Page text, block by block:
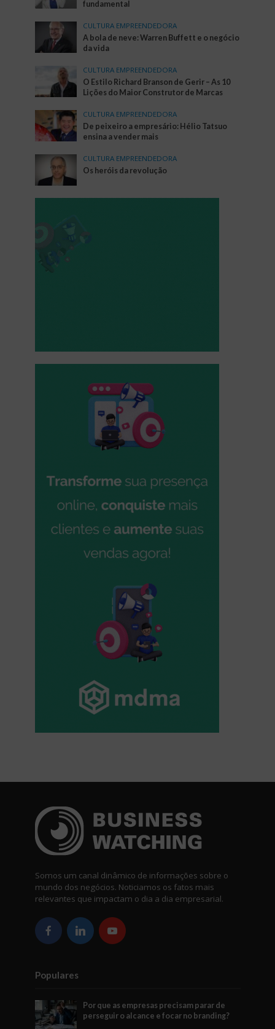
fundamental
CULTURA EMPREENDEDORA
A bola de neve: Warren Buffett e o negócio
da vida
CULTURA EMPREENDEDORA
O Estilo Richard Branson de Gerir – As 10
Lições do Maior Construtor de Marcas
CULTURA EMPREENDEDORA
De peixeiro a empresário: Hélio Tatsuo
ensina a vender mais
CULTURA EMPREENDEDORA
Os heróis da revolução
Somos um canal dinâmico de informações sobre o
mundo dos negócios. Noticiamos os fatos mais
relevantes que impactam o dia a dia empresarial.
Populares
Por que as empresas precisam parar de
perseguir o alcance e focar no branding?